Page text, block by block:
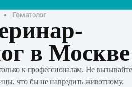
• Гематолог
в Москве
к профессионалам. Не вызывайте
что бы не навредить животному.